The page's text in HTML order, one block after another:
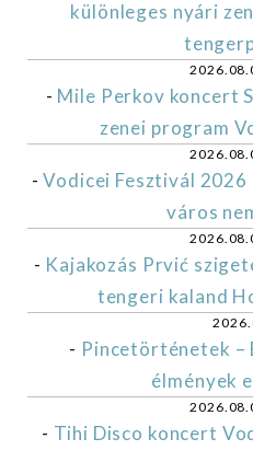
különleges nyári
- Mile Perkov koncert
zenei program
-Vodicei Fesztivál 2026
város
- Kajakozás Prvić
tengeri kaland
- Pincetörténetek –
élmények
- Tihi Disco koncert